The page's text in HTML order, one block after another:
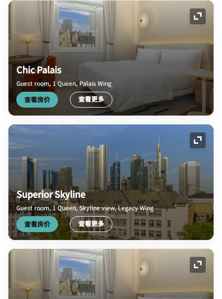
展开
Chic Palais
Guest room, 1 Queen, Palais Wing
查看房价 查看更多
展开
Superior Skyline
Guest room, 1 Queen, Skyline view, Legacy Wing
查看房价 查看更多
展开